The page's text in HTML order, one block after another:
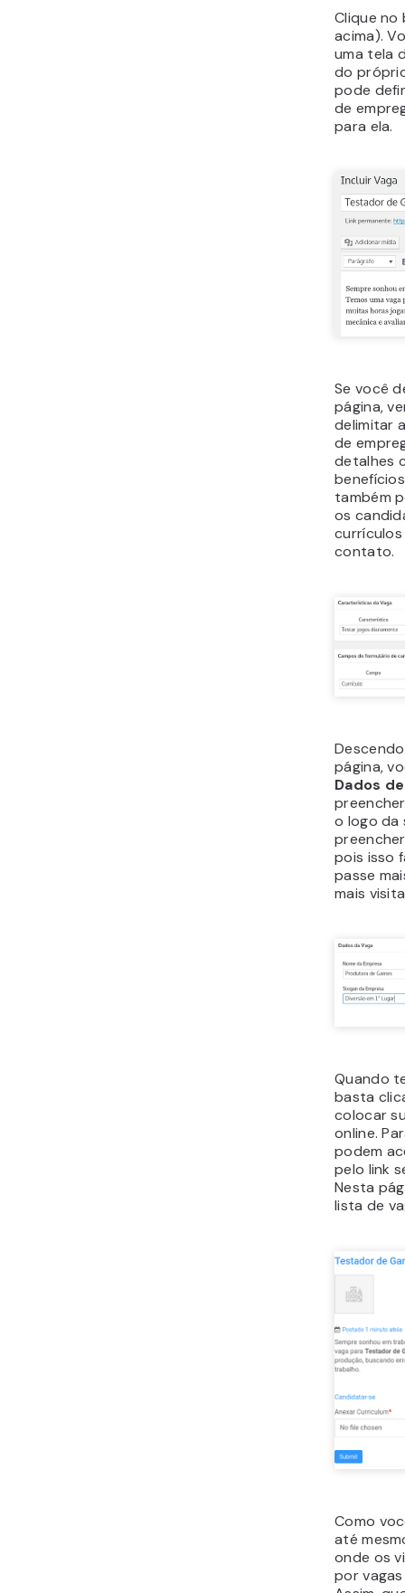
Clique
acima).
uma tela
do
pode
de
para ela.
Se você
página,
delimitar
de
detalhes
também
os
contato.
página,
Dados
o logo da
pois isso
passe
mais
Quando
basta
colocar
online.
podem
pelo link
Nesta
lista de
Como
até
onde os
por